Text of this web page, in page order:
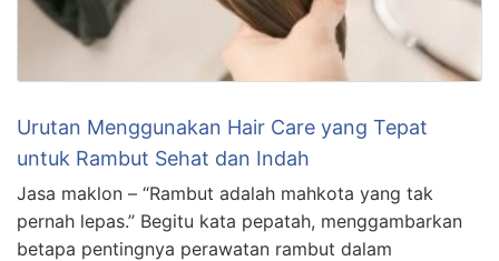
Urutan Menggunakan Hair Care yang Tepat
untuk Rambut Sehat dan Indah
Jasa maklon – “Rambut adalah mahkota yang tak
pernah lepas.” Begitu kata pepatah, menggambarkan
betapa pentingnya perawatan rambut dalam